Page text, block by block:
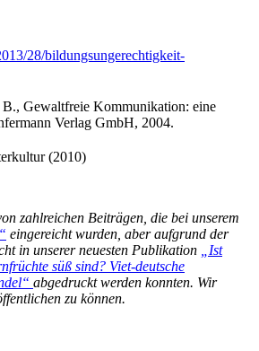
28/bildungsungerechtigkeit-
B., Gewaltfreie Kommunikation: eine
Verlag GmbH, 2004.
(2010)
zahlreichen Beiträgen, die bei unserem
eingereicht wurden, aber aufgrund der
in unserer neuesten Publikation
„Ist
süß sind? Viet-deutsche
abgedruckt werden konnten. Wir
zu können.